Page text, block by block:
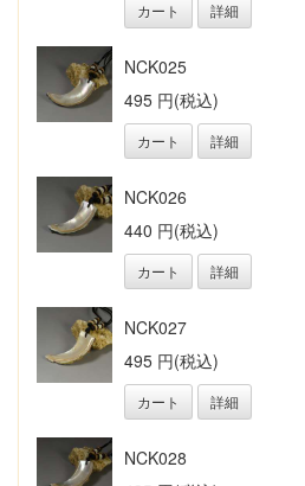
カート 詳細
NCK025
495 円(税込)
カート 詳細
NCK026
440 円(税込)
カート 詳細
NCK027
495 円(税込)
カート 詳細
NCK028